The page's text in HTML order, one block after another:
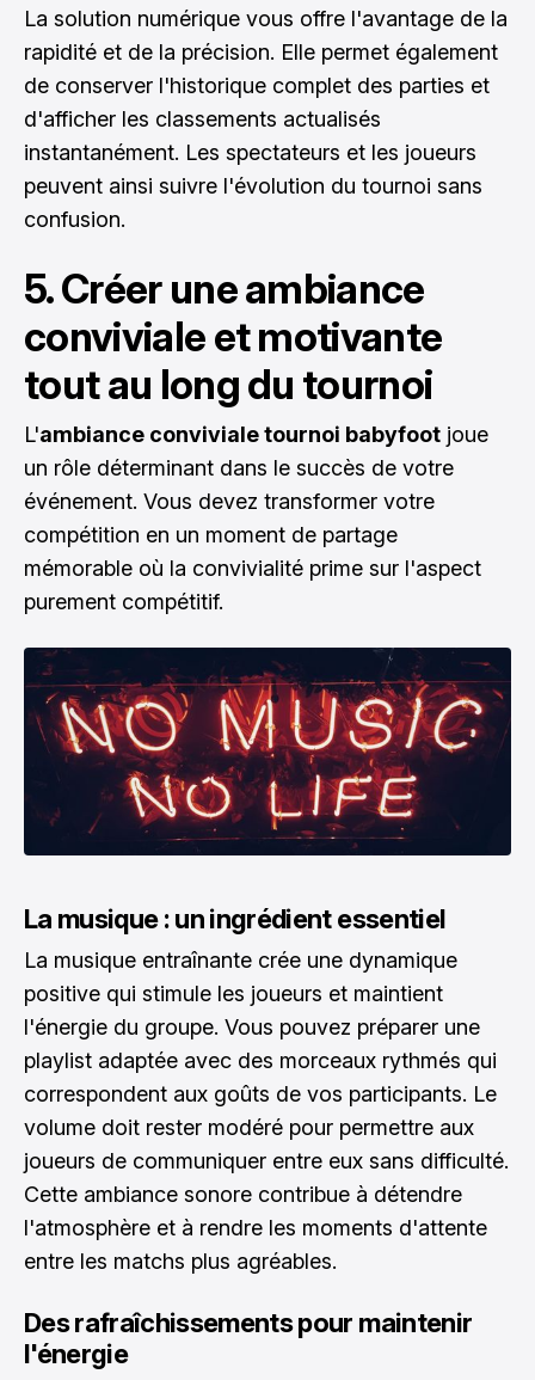
La solution numérique vous offre l'avantage de la
rapidité et de la précision. Elle permet également
de conserver l'historique complet des parties et
d'afficher les classements actualisés
instantanément. Les spectateurs et les joueurs
peuvent ainsi suivre l'évolution du tournoi sans
confusion.
5. Créer une ambiance
conviviale et motivante
tout au long du tournoi
L'ambiance conviviale tournoi babyfoot joue
un rôle déterminant dans le succès de votre
événement. Vous devez transformer votre
compétition en un moment de partage
mémorable où la convivialité prime sur l'aspect
purement compétitif.
La musique : un ingrédient essentiel
La musique entraînante crée une dynamique
positive qui stimule les joueurs et maintient
l'énergie du groupe. Vous pouvez préparer une
playlist adaptée avec des morceaux rythmés qui
correspondent aux goûts de vos participants. Le
volume doit rester modéré pour permettre aux
joueurs de communiquer entre eux sans difficulté.
Cette ambiance sonore contribue à détendre
l'atmosphère et à rendre les moments d'attente
entre les matchs plus agréables.
Des rafraîchissements pour maintenir
l'énergie